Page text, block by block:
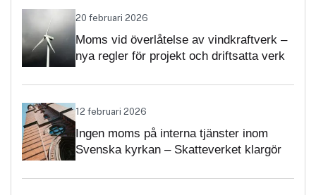
20 februari 2026
Moms vid överlåtelse av vindkraftverk –
nya regler för projekt och driftsatta verk
12 februari 2026
Ingen moms på interna tjänster inom
Svenska kyrkan – Skatteverket klargör